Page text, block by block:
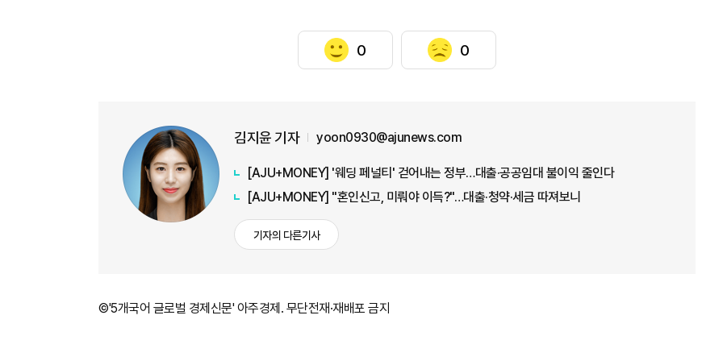
0 0
김지윤 기자 yoon0930@ajunews.com
[AJU+MONEY] '웨딩 페널티' 걷어내는 정부…대출·공공임대 불이익 줄인다
[AJU+MONEY] "혼인신고, 미뤄야 이득?"…대출·청약·세금 따져보니
기자의 다른기사
©'5개국어 글로벌 경제신문' 아주경제. 무단전재·재배포 금지